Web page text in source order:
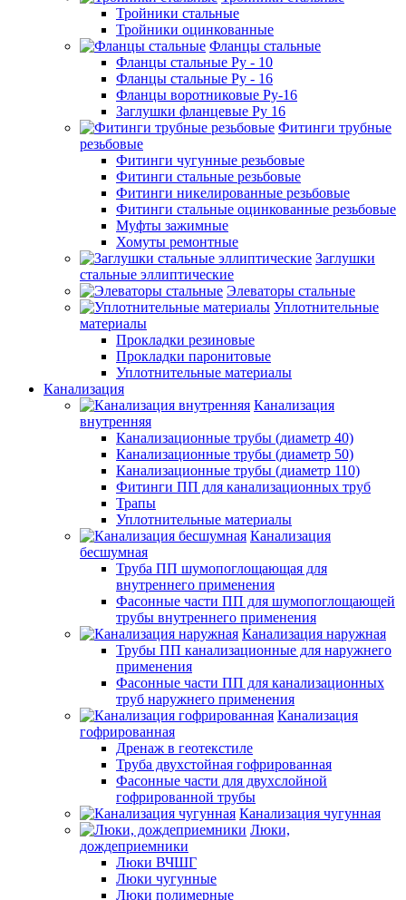
Тройники стальные
Тройники оцинкованные
Фланцы стальные
Фланцы стальные Ру - 10
Фланцы стальные Ру - 16
Фланцы воротниковые Ру-16
Заглушки фланцевые Ру 16
Фитинги трубные
резьбовые
Фитинги чугунные резьбовые
Фитинги стальные резьбовые
Фитинги никелированные резьбовые
Фитинги стальные оцинкованные резьбовые
Муфты зажимные
Хомуты ремонтные
Заглушки
стальные эллиптические
Элеваторы стальные
Уплотнительные
материалы
Прокладки резиновые
Прокладки паронитовые
Уплотнительные материалы
Канализация
Канализация
внутренняя
Канализационные трубы (диаметр 40)
Канализационные трубы (диаметр 50)
Канализационные трубы (диаметр 110)
Фитинги ПП для канализационных труб
Трапы
Уплотнительные материалы
Канализация
бесшумная
Труба ПП шумопоглощающая для
внутреннего применения
Фасонные части ПП для шумопоглощающей
трубы внутреннего применения
Канализация наружная
Трубы ПП канализационные для наружнего
применения
Фасонные части ПП для канализационных
труб наружнего применения
Канализация
гофрированная
Дренаж в геотекстиле
Труба двухстойная гофрированная
Фасонные части для двухслойной
гофрированной трубы
Канализация чугунная
Люки,
дождеприемники
Люки ВЧШГ
Люки чугунные
Люки полимерные